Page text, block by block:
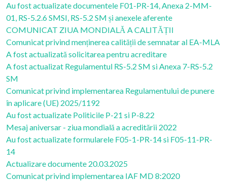
Au fost actualizate documentele F01-PR-14, Anexa 2-MM-
01, RS-5.2.6 SMSI, RS-5.2 SM și anexele aferente
COMUNICAT ZIUA MONDIALĂ A CALITĂȚII
Comunicat privind menținerea calității de semnatar al EA-MLA
A fost actualizată solicitarea pentru acreditare
A fost actualizat Regulamentul RS-5.2 SM si Anexa 7-RS-5.2
SM
Comunicat privind implementarea Regulamentului de punere
în aplicare (UE) 2025/1192
Au fost actualizate Politicile P-21 si P-8.22
Mesaj aniversar - ziua mondială a acreditării 2022
Au fost actualizate formularele F05-1-PR-14 si F05-11-PR-
14
Actualizare documente 20.03.2025
Comunicat privind implementarea IAF MD 8:2020